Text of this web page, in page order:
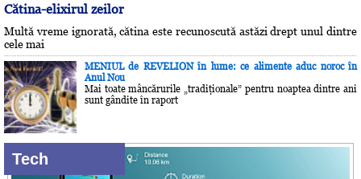
Cătina-elixirul zeilor
Multă vreme ignorată, cătina este recunoscută astăzi drept unul dintre
cele mai
MENIUL de REVELION în lume: ce alimente aduc noroc în
Anul Nou
Mai toate mâncărurile „tradiţionale” pentru noaptea dintre ani
sunt gândite în raport
Tech